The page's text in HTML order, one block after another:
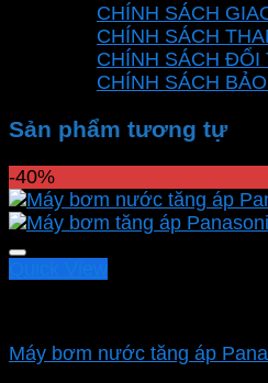
CHÍNH SÁCH
CHÍNH SÁCH
CHÍNH SÁCH ĐỔI
CHÍNH SÁCH
Sản phẩm tương tự
-40%
Máy bơm nước tăng áp